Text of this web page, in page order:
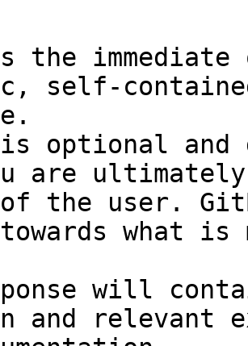
the
self-
optional and
are
the user.
towards what
will
and relevant